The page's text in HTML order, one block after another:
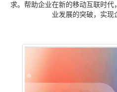
求。帮助企业在新的移动互联时
业发展的突破，实现